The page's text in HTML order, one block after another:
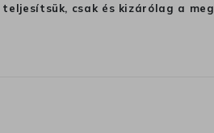
csak és kizárólag a